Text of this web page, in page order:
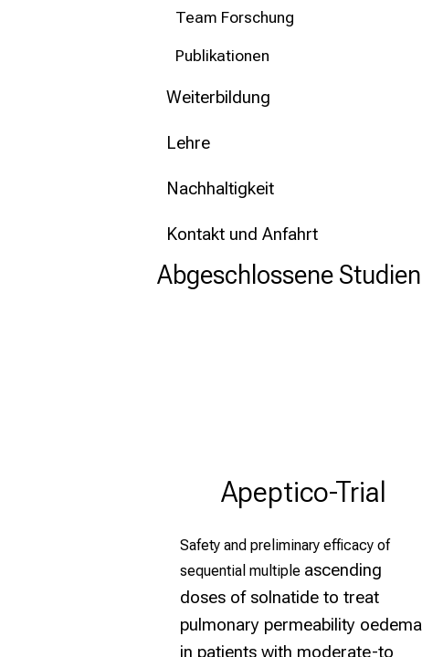
Team Forschung
Publikationen
Weiterbildung
Lehre
Nachhaltigkeit
Kontakt und Anfahrt
Abgeschlossene Studien
Apeptico-Trial
Safety and preliminary efficacy of
sequential multiple ascending
doses of solnatide to treat
pulmonary permeability oedema
in patients with moderate-to